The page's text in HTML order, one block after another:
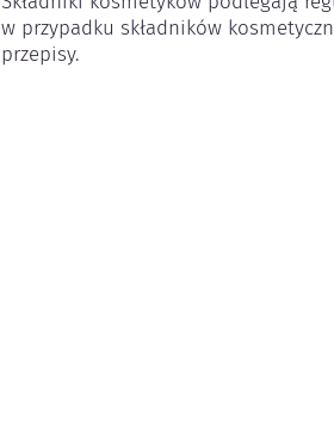
w przypadku składników
przepisy.